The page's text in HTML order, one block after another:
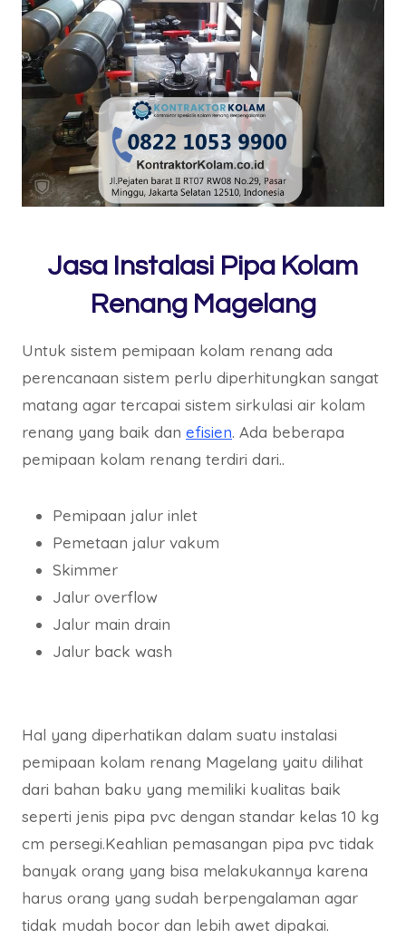
Jasa Instalasi Pipa Kolam
Renang Magelang
Untuk sistem pemipaan kolam renang ada
perencanaan sistem perlu diperhitungkan sangat
matang agar tercapai sistem sirkulasi air kolam
renang yang baik dan efisien. Ada beberapa
pemipaan kolam renang terdiri dari..
Pemipaan jalur inlet
Pemetaan jalur vakum
Skimmer
Jalur overflow
Jalur main drain
Jalur back wash
Hal yang diperhatikan dalam suatu instalasi
pemipaan kolam renang Magelang yaitu dilihat
dari bahan baku yang memiliki kualitas baik
seperti jenis pipa pvc dengan standar kelas 10 kg
cm persegi.Keahlian pemasangan pipa pvc tidak
banyak orang yang bisa melakukannya karena
harus orang yang sudah berpengalaman agar
tidak mudah bocor dan lebih awet dipakai.